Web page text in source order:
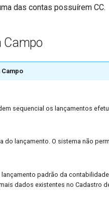
das contas possuírem CC.
Campo
Campo
sequencial os lançamentos
do lançamento. O sistema não
lançamento padrão da
dados existentes no Cadastro